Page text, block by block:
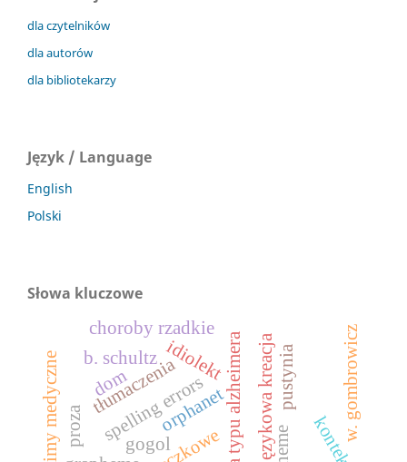
dla czytelników
dla autorów
dla bibliotekarzy
Język / Language
English
Polski
Słowa kluczowe
językowa kreacja
idiolekt
spelling errors
choroby rzadkie
eponimy medyczne orphanet
gogol
tłumaczenia
proza kontekst
w. gombrowicz
b. schultz
dom pustynia